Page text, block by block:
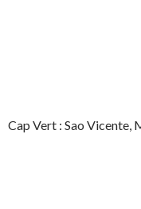
Cap Vert : Sao Vicente,